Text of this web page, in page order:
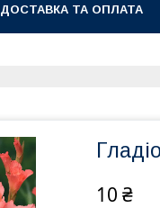
ДОСТАВКА ТА ОПЛАТА
10 ₴